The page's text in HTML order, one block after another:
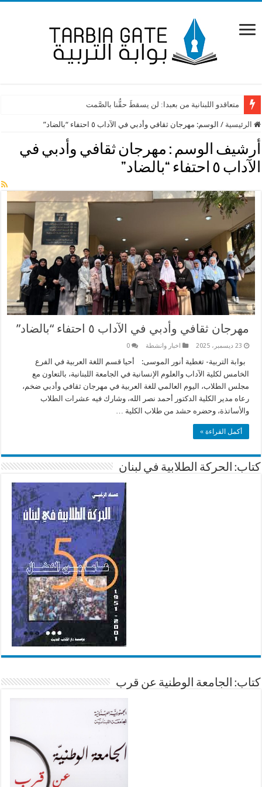
متعاقدو اللبنانية من بعبدا: لن يسقطَ حقُّنا بالصَّمت
الرئيسية / الوسم: مهرجان ثقافي وأدبي في الآداب ٥ احتفاء “بالضاد”
أرشيف الوسم : مهرجان ثقافي وأدبي في
الآداب ٥ احتفاء “بالضاد”
مهرجان ثقافي وأدبي في الآداب ٥ احتفاء “بالضاد”
23 ديسمبر، 2025 اخبار وانشطة 0
بوابة التربية- تغطية أنور الموسى: أحيا قسم اللغة العربية في الفرع
الخامس لكلية الآداب والعلوم الإنسانية في الجامعة اللبنانية، بالتعاون مع
مجلس الطلاب، اليوم العالمي للغة العربية في مهرجان ثقافي وأدبي ضخم،
رعاه مدير الكلية الدكتور أحمد نصر الله، وشارك فيه عشرات الطلاب
والأساتذة، وحضره حشد من طلاب الكلية …
أكمل القراءة »
كتاب: الحركة الطلابية في لبنان
كتاب: الجامعة الوطنية عن قرب